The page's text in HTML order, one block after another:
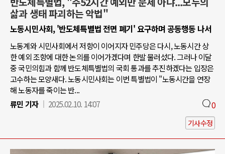
삶과 생태 파괴하는 악법"
노동시민사회, '반도체특별법 전면 폐기' 요구하며 공동행동 나서
노동계와 시민사회에서 저항이 이어지자 민주당은 다시, 노동시간 상
한 예외 조항에 대한 논의를 이어가겠다며 한발 물러섰다. 그러나 이달
중 국민의힘과 함께 반도체특별법의 국회 통과를 추진하겠다는 입장은
고수하는 모양새다. 노동시민사회는 이번 특별법이 "노동시간을 연장
해 노동자를 죽이는 반...
류민 기자
2025.02.10. 14:07 0
기사수정